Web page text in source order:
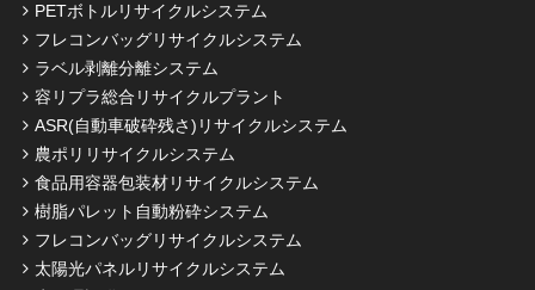
PETボトルリサイクルシステム
フレコンバッグリサイクルシステム
ラベル剥離分離システム
容リプラ総合リサイクルプラント
ASR(自動車破砕残さ)リサイクルシステム
農ポリリサイクルシステム
食品用容器包装材リサイクルシステム
樹脂パレット自動粉砕システム
フレコンバッグリサイクルシステム
太陽光パネルリサイクルシステム